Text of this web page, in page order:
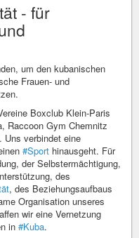
- für
um den kubanischen
Frauen- und
Boxclub Klein-Paris
Raccoon Gym Chemnitz
Uns verbindet eine
#Sport hinausgeht. Für
der Selbstermächtigung,
des
, des Beziehungsaufbaus
Organisation unseres
wir eine Vernetzung
in #Kuba.